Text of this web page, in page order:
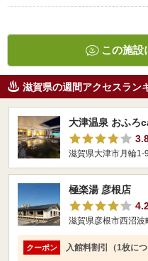
この施設
滋賀県の週間アクセスラン
大津温泉 おふろ
滋賀県大津市月輪1-
極楽湯 彦根店
滋賀県彦根市西沼波
クーポン 入館料割引（1枚に